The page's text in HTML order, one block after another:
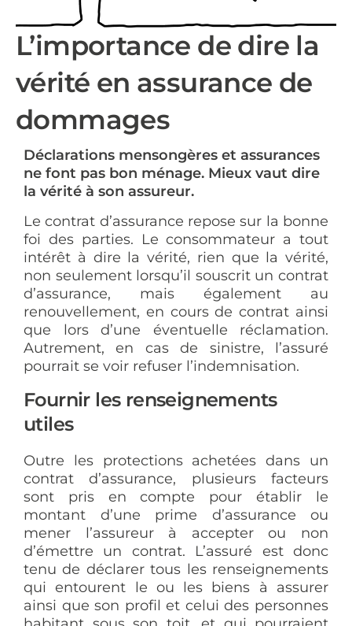
L’importance de dire la
vérité en assurance de
dommages
Déclarations mensongères et assurances
ne font pas bon ménage. Mieux vaut dire
la vérité à son assureur.
Le contrat d’assurance repose sur la bonne
foi des parties. Le consommateur a tout
intérêt à dire la vérité, rien que la vérité,
non seulement lorsqu’il souscrit un contrat
d’assurance, mais également au
renouvellement, en cours de contrat ainsi
que lors d’une éventuelle réclamation.
Autrement, en cas de sinistre, l’assuré
pourrait se voir refuser l’indemnisation.
Fournir les renseignements
utiles
Outre les protections achetées dans un
contrat d’assurance, plusieurs facteurs
sont pris en compte pour établir le
montant d’une prime d’assurance ou
mener l’assureur à accepter ou non
d’émettre un contrat. L’assuré est donc
tenu de déclarer tous les renseignements
qui entourent le ou les biens à assurer
ainsi que son profil et celui des personnes